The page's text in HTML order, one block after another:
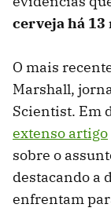
cerveja há 13
O mais
Marshall,
Scientist. Em
extenso artigo
sobre o
destacando a
enfrentam